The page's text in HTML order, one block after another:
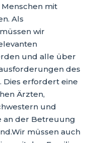
mit
Als
wir
und alle über
des
Dies erfordert eine
Ärzten,
und
an der Betreuung
müssen auch